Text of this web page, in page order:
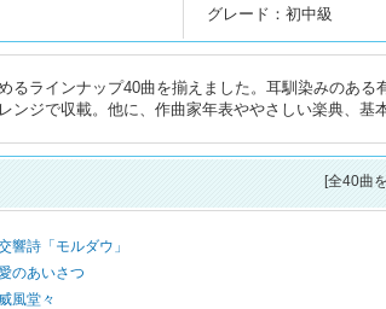
グレード：初中級
るラインナップ40曲を揃えました。耳馴染みのある
ンジで収載。他に、作曲家年表ややさしい楽典、基
[全40曲
響詩「モルダウ」
のあいさつ
威風堂々